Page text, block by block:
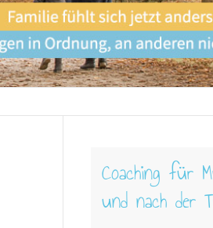
Coaching für
und nach der